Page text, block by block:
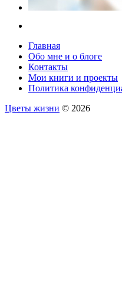
Главная
Обо мне и о блоге
Контакты
Мои книги и проекты
Политика
Цветы жизни © 2026